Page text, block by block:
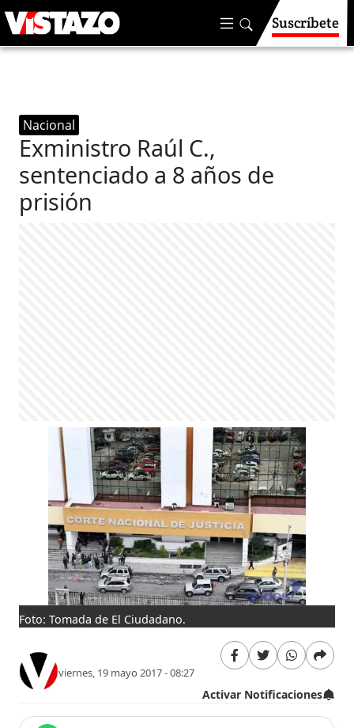
Suscríbete
Nacional
Exministro Raúl C.,
sentenciado a 8 años de
prisión
Foto: Tomada de El Ciudadano.
viernes, 19 mayo 2017 - 08:27
Activar Notificaciones